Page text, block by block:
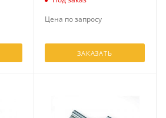
Цена по запросу
ЗАКАЗАТЬ